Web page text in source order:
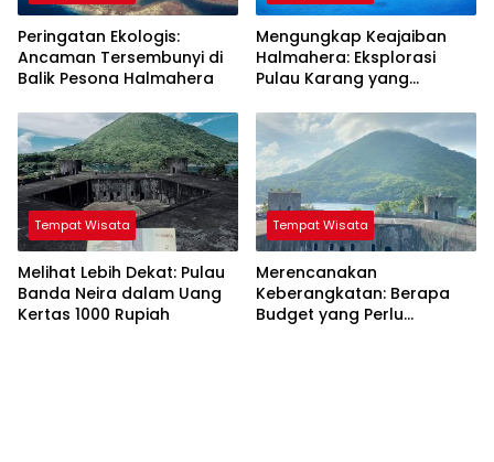
Peringatan Ekologis:
Ancaman Tersembunyi di
Balik Pesona Halmahera
Mengungkap Keajaiban
Halmahera: Eksplorasi
Pulau Karang yang
Tempat Wisata
Melihat Lebih Dekat: Pulau
Banda Neira dalam Uang
Kertas 1000 Rupiah
Tempat Wisata
Merencanakan
Keberangkatan: Berapa
Budget yang Perlu